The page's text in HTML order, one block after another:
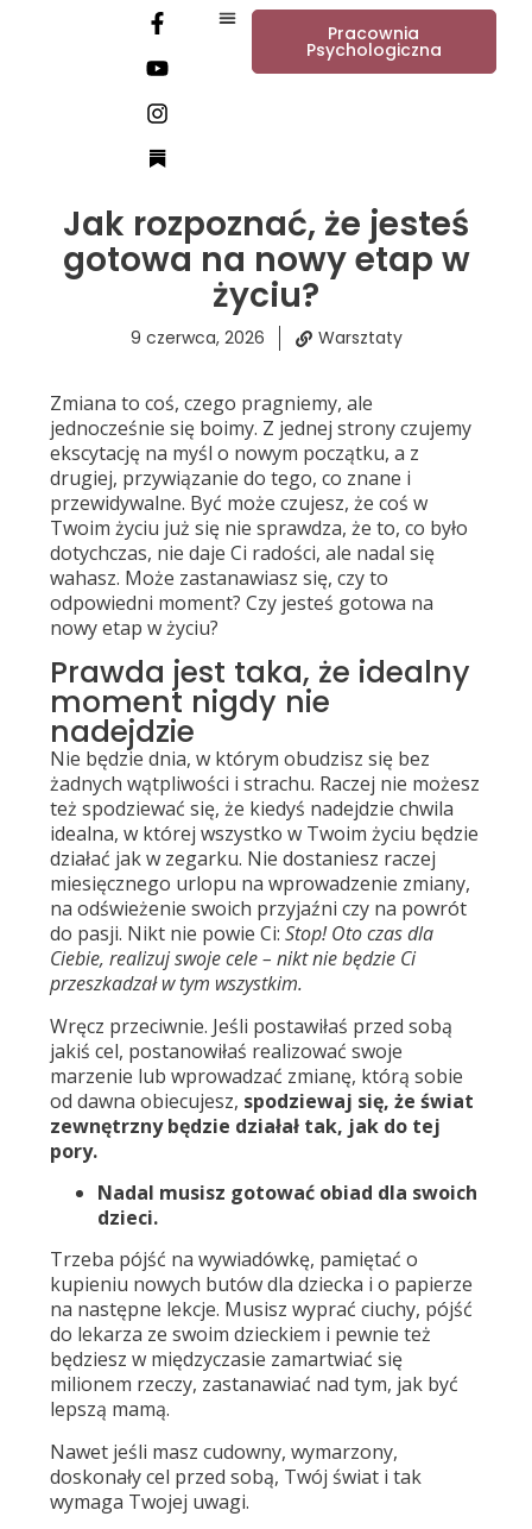
Pracownia
Psychologiczna
Jak rozpoznać, że jesteś
gotowa na nowy etap w
życiu?
9 czerwca, 2026 Warsztaty
Zmiana to coś, czego pragniemy, ale
jednocześnie się boimy. Z jednej strony czujemy
ekscytację na myśl o nowym początku, a z
drugiej, przywiązanie do tego, co znane i
przewidywalne. Być może czujesz, że coś w
Twoim życiu już się nie sprawdza, że to, co było
dotychczas, nie daje Ci radości, ale nadal się
wahasz. Może zastanawiasz się, czy to
odpowiedni moment? Czy jesteś gotowa na
nowy etap w życiu?
Prawda jest taka, że idealny
moment nigdy nie
nadejdzie
Nie będzie dnia, w którym obudzisz się bez
żadnych wątpliwości i strachu. Raczej nie możesz
też spodziewać się, że kiedyś nadejdzie chwila
idealna, w której wszystko w Twoim życiu będzie
działać jak w zegarku. Nie dostaniesz raczej
miesięcznego urlopu na wprowadzenie zmiany,
na odświeżenie swoich przyjaźni czy na powrót
do pasji. Nikt nie powie Ci:Stop! Oto czas dla
Ciebie, realizuj swoje cele – nikt nie będzie Ci
przeszkadzał w tym wszystkim.
Wręcz przeciwnie. Jeśli postawiłaś przed sobą
jakiś cel, postanowiłaś realizować swoje
marzenie lub wprowadzać zmianę, którą sobie
od dawna obiecujesz, spodziewaj się, że świat
zewnętrzny będzie działał tak, jak do tej
pory.
Nadal musisz gotować obiad dla swoich
dzieci.
Trzeba pójść na wywiadówkę, pamiętać o
kupieniu nowych butów dla dziecka i o papierze
na następne lekcje. Musisz wyprać ciuchy, pójść
do lekarza ze swoim dzieckiem i pewnie też
będziesz w międzyczasie zamartwiać się
milionem rzeczy, zastanawiać nad tym, jak być
lepszą mamą.
Nawet jeśli masz cudowny, wymarzony,
doskonały cel przed sobą, Twój świat i tak
wymaga Twojej uwagi.